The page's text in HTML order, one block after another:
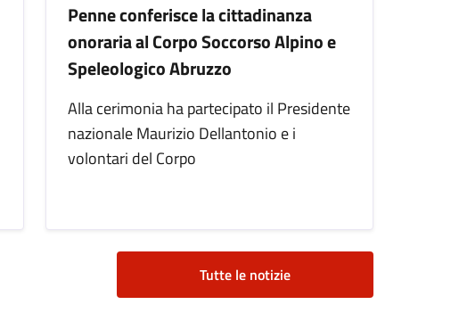
Penne conferisce la cittadinanza
onoraria al Corpo Soccorso Alpino e
Speleologico Abruzzo
Alla cerimonia ha partecipato il Presidente
nazionale Maurizio Dellantonio e i
volontari del Corpo
Tutte le notizie